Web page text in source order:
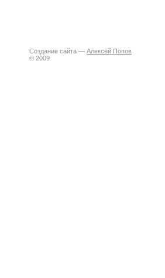
Создание сайта — Алексей Попов
© 2009